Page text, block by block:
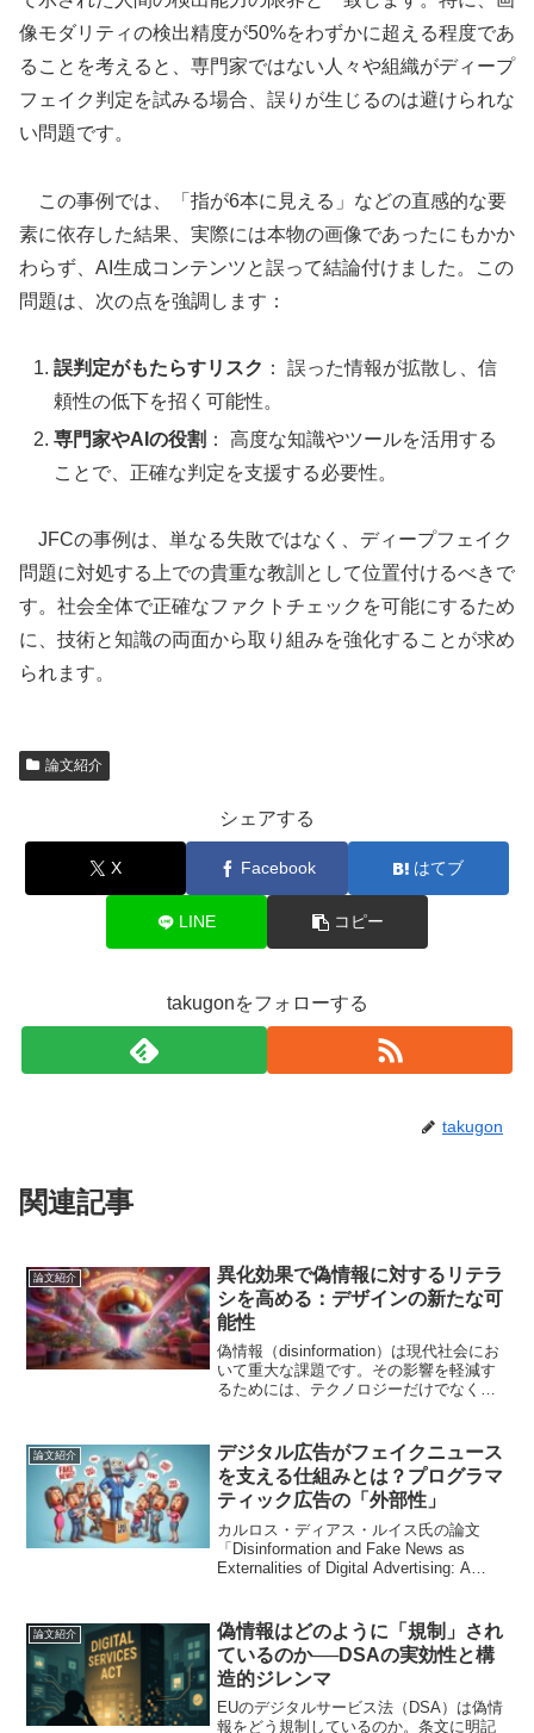
像モダリティの検出精度が50%をわずかに超える程度であ
ることを考えると、専門家ではない人々や組織がディープ
フェイク判定を試みる場合、誤りが生じるのは避けられな
い問題です。
この事例では、「指が6本に見える」などの直感的な要
素に依存した結果、実際には本物の画像であったにもかか
わらず、AI生成コンテンツと誤って結論付けました。この
問題は、次の点を強調します：
誤判定がもたらすリスク ： 誤った情報が拡散し、信
頼性の低下を招く可能性。
専門家やAIの役割 ： 高度な知識やツールを活用する
ことで、正確な判定を支援する必要性。
JFCの事例は、単なる失敗ではなく、ディープフェイク
問題に対処する上での貴重な教訓として位置付けるべきで
す。社会全体で正確なファクトチェックを可能にするため
に、技術と知識の両面から取り組みを強化することが求め
られます。
論文紹介
シェアする
X Facebook はてブ
LINE コピー
takugonをフォローする
takugon
関連記事
論文紹介
異化効果で偽情報に対するリテラ
シを高める：デザインの新たな可
能性
偽情報（disinformation）は現代社会にお
いて重大な課題です。その影響を軽減す
るためには、テクノロジーだけでなく、
用して物語（ナラティブ）を批判的に再
構築する...
論文紹介
デジタル広告がフェイクニュース
を支える仕組みとは？プログラマ
ティック広告の「外部性」
カルロス・ディアス・ルイス氏の論文
「Disinformation and Fake News as
Externalities of Digital Advertising: A
論文紹介
偽情報はどのように「規制」され
ているのか──DSAの実効性と構
造的ジレンマ
EUのデジタルサービス法（DSA）は偽情
報をどう規制しているのか。条文に明記